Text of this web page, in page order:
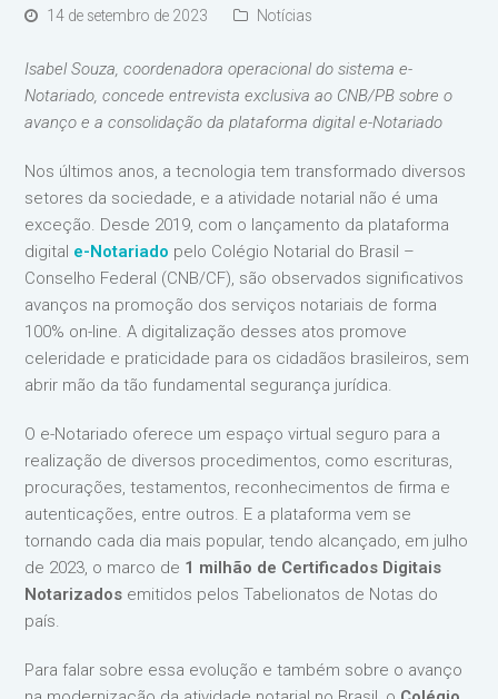
14 de setembro de 2023 Notícias
Isabel Souza, coordenadora operacional do sistema e-
Notariado, concede entrevista exclusiva ao CNB/PB sobre o
avanço e a consolidação da plataforma digital e-Notariado
Nos últimos anos, a tecnologia tem transformado diversos
setores da sociedade, e a atividade notarial não é uma
exceção. Desde 2019, com o lançamento da plataforma
digital e-Notariado pelo Colégio Notarial do Brasil –
Conselho Federal (CNB/CF), são observados significativos
avanços na promoção dos serviços notariais de forma
100% on-line. A digitalização desses atos promove
celeridade e praticidade para os cidadãos brasileiros, sem
abrir mão da tão fundamental segurança jurídica.
O e-Notariado oferece um espaço virtual seguro para a
realização de diversos procedimentos, como escrituras,
procurações, testamentos, reconhecimentos de firma e
autenticações, entre outros. E a plataforma vem se
tornando cada dia mais popular, tendo alcançado, em julho
de 2023, o marco de 1 milhão de Certificados Digitais
Notarizados emitidos pelos Tabelionatos de Notas do
país.
Para falar sobre essa evolução e também sobre o avanço